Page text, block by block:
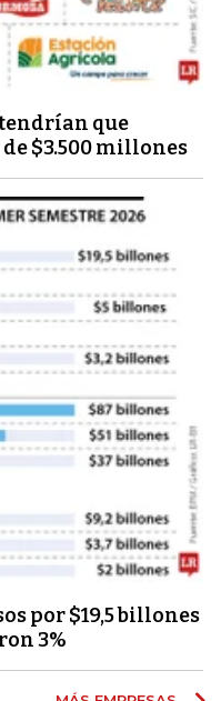
que
$3.500 millones
por $19,5 billones
3%